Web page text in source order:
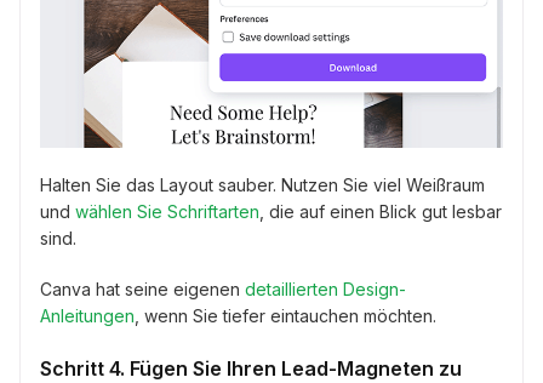
Halten Sie das Layout sauber. Nutzen Sie viel Weißraum
und wählen Sie Schriftarten , die auf einen Blick gut lesbar
sind.
Canva hat seine eigenen detaillierten Design-
Anleitungen , wenn Sie tiefer eintauchen möchten.
Schritt 4. Fügen Sie Ihren Lead-Magneten zu